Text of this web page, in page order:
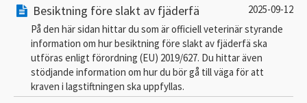
Besiktning före slakt av fjäderfä
2025-09-12
På den här sidan hittar du som är officiell veterinär styrande
information om hur besiktning före slakt av fjäderfä ska
utföras enligt förordning (EU) 2019/627. Du hittar även
stödjande information om hur du bör gå till väga för att
kraven i lagstiftningen ska uppfyllas.